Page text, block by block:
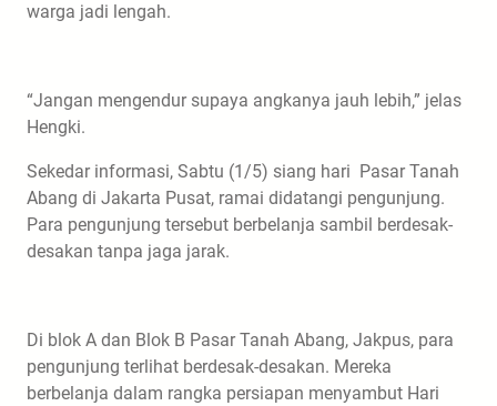
warga jadi lengah.
“Jangan mengendur supaya angkanya jauh lebih,” jelas
Hengki.
Sekedar informasi, Sabtu (1/5) siang hari Pasar Tanah
Abang di Jakarta Pusat, ramai didatangi pengunjung.
Para pengunjung tersebut berbelanja sambil berdesak-
desakan tanpa jaga jarak.
Di blok A dan Blok B Pasar Tanah Abang, Jakpus, para
pengunjung terlihat berdesak-desakan. Mereka
berbelanja dalam rangka persiapan menyambut Hari